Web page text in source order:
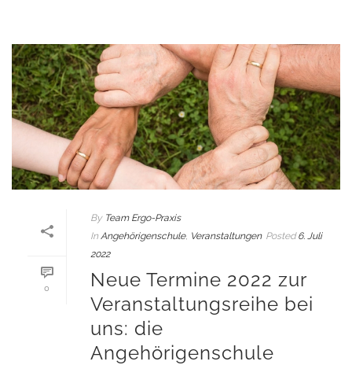
0
By Team Ergo-Praxis
In Angehörigenschule, Veranstaltungen Posted 6. Juli
2022
Neue Termine 2022 zur
Veranstaltungsreihe bei
uns: die
Angehörigenschule